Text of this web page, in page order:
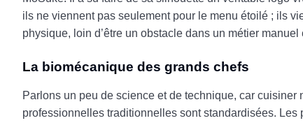
ils ne viennent pas seulement pour le menu étoilé ; ils
physique, loin d’être un obstacle dans un métier
La biomécanique des grands chefs
Parlons un peu de science et de technique, car cuisiner
professionnelles traditionnelles sont standardisées.